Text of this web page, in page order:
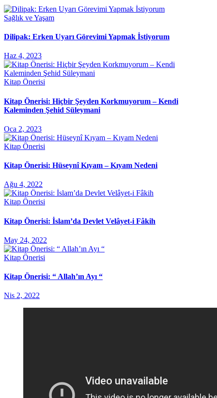
Sağlık ve Yaşam
Dilipak: Erken Uyarı Görevimi Yapmak İstiyorum
Haz 4, 2023
Kitap Önerisi
Kitap Önerisi: Hiçbir Şeyden Korkmuyorum – Kendi
Kaleminden Şehid Süleymani
Oca 2, 2023
Kitap Önerisi
Kitap Önerisi: Hüseynî Kıyam – Kıyam Nedeni
Ağu 4, 2022
Kitap Önerisi
Kitap Önerisi: İslam’da Devlet Velâyet-i Fâkih
May 24, 2022
Kitap Önerisi
Kitap Önerisi: “ Allah’ın Ayı “
Nis 2, 2022